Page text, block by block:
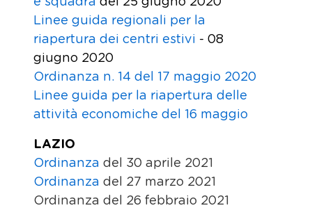
Linee guida regionali per la
riapertura dei centri estivi - 08
giugno 2020
Ordinanza n. 14 del 17 maggio 2020
Linee guida per la riapertura delle
attività economiche del 16 maggio
LAZIO
Ordinanza del 30 aprile 2021
Ordinanza del 27 marzo 2021
Ordinanza del 26 febbraio 2021